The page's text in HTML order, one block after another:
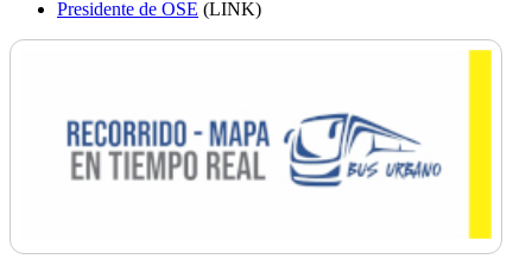
Presidente de OSE (LINK)